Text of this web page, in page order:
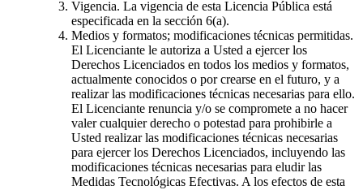
Vigencia. La vigencia de esta Licencia Pública está
especificada en la sección 6(a).
Medios y formatos; modificaciones técnicas permitidas.
El Licenciante le autoriza a Usted a ejercer los
Derechos Licenciados en todos los medios y formatos,
actualmente conocidos o por crearse en el futuro, y a
realizar las modificaciones técnicas necesarias para ello.
El Licenciante renuncia y/o se compromete a no hacer
valer cualquier derecho o potestad para prohibirle a
Usted realizar las modificaciones técnicas necesarias
para ejercer los Derechos Licenciados, incluyendo las
modificaciones técnicas necesarias para eludir las
Medidas Tecnológicas Efectivas. A los efectos de esta